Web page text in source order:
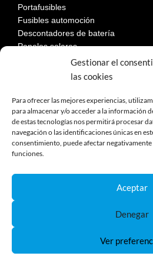
Gestionar el
las cookies
Para ofrecer las mejores experiencias,
para almacenar y/o acceder a la información
de estas tecnologías nos permitirá procesar
navegación o las identificaciones únicas en
consentimiento, puede afectar
funciones.
Aceptar
Denegar
Ver
Portafusibles
Fusibles automoción
Descontadores de batería
Paneles solares
Aviso Legal
Política de privacidad
Política de cookies
Términos y condiciones de compra
Reclamaciones y desestimiento